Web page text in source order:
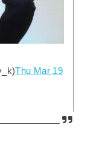
Thu Mar 19